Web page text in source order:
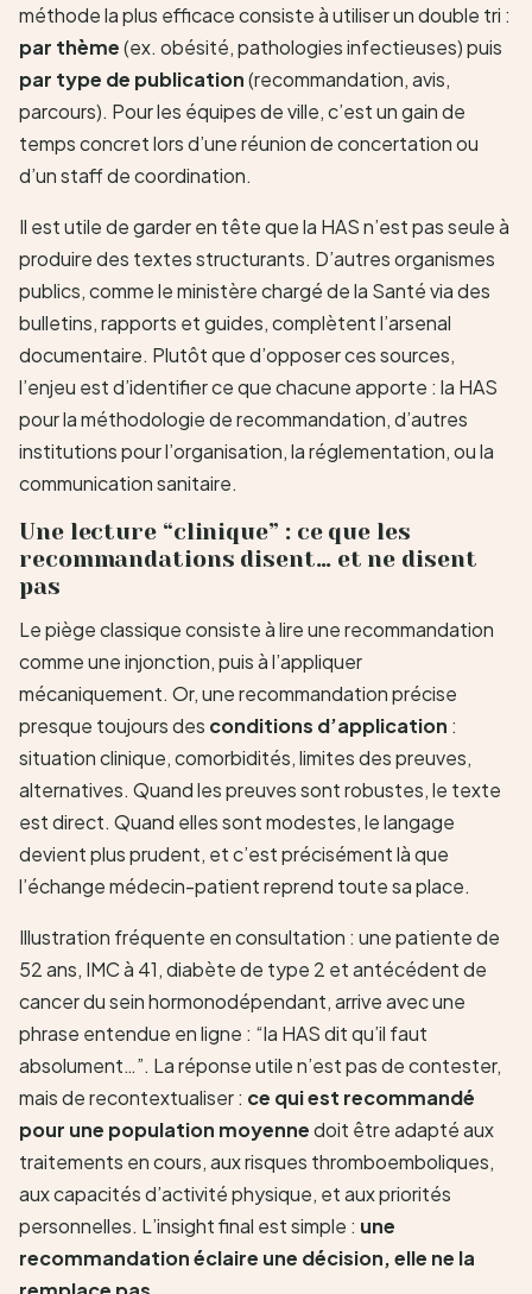
méthode la plus efficace consiste à utiliser un double tri :
par thème(ex. obésité, pathologies infectieuses) puis
par type de publication(recommandation, avis,
parcours). Pour les équipes de ville, c’est un gain de
temps concret lors d’une réunion de concertation ou
d’un staff de coordination.
Il est utile de garder en tête que la HAS n’est pas seule à
produire des textes structurants. D’autres organismes
publics, comme le ministère chargé de la Santé via des
bulletins, rapports et guides, complètent l’arsenal
documentaire. Plutôt que d’opposer ces sources,
l’enjeu est d’identifier ce que chacune apporte : la HAS
pour la méthodologie de recommandation, d’autres
institutions pour l’organisation, la réglementation, ou la
communication sanitaire.
Une lecture “clinique” : ce que les
recommandations disent… et ne disent
pas
Le piège classique consiste à lire une recommandation
comme une injonction, puis à l’appliquer
mécaniquement. Or, une recommandation précise
presque toujours des conditions d’application :
situation clinique, comorbidités, limites des preuves,
alternatives. Quand les preuves sont robustes, le texte
est direct. Quand elles sont modestes, le langage
devient plus prudent, et c’est précisément là que
l’échange médecin-patient reprend toute sa place.
Illustration fréquente en consultation : une patiente de
52 ans, IMC à 41, diabète de type 2 et antécédent de
cancer du sein hormonodépendant, arrive avec une
phrase entendue en ligne : “la HAS dit qu’il faut
absolument…”. La réponse utile n’est pas de contester,
mais de recontextualiser : ce qui est recommandé
pour une population moyennedoit être adapté aux
traitements en cours, aux risques thromboemboliques,
aux capacités d’activité physique, et aux priorités
personnelles. L’insight final est simple : une
recommandation éclaire une décision, elle ne la